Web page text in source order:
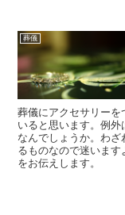
葬儀
葬儀にアクセサリー
いると思います。例外
なんでしょうか。わ
るものなので迷いま
をお伝えします。